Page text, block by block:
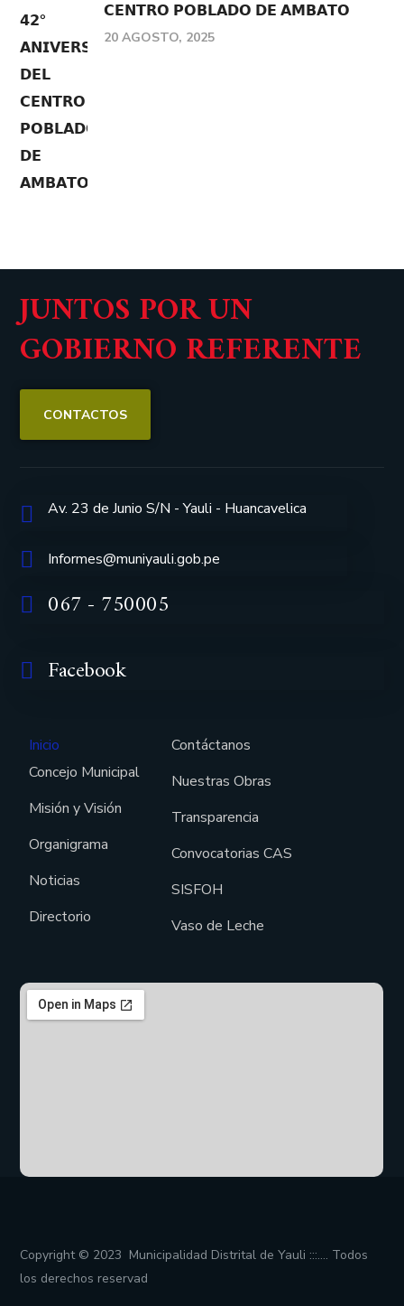
𝗖𝗘𝗡𝗧𝗥𝗢 𝗣𝗢𝗕𝗟𝗔𝗗𝗢 𝗗𝗘 𝗔𝗠𝗕𝗔𝗧𝗢
20 AGOSTO, 2025
JUNTOS POR UN
GOBIERNO REFERENTE
CONTACTOS
Av. 23 de Junio S/N - Yauli - Huancavelica
Informes@muniyauli.gob.pe
067 - 750005
Facebook
Inicio
Concejo Municipal
Misión y Visión
Organigrama
Noticias
Directorio
Contáctanos
Nuestras Obras
Transparencia
Convocatorias CAS
SISFOH
Vaso de Leche
Copyright © 2023 Municipalidad Distrital de Yauli :::…. Todos
los derechos reservad